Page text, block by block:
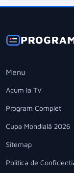
Menu
Acum la TV
Program Complet
Cupa Mondială 2026
Sitemap
Politica de